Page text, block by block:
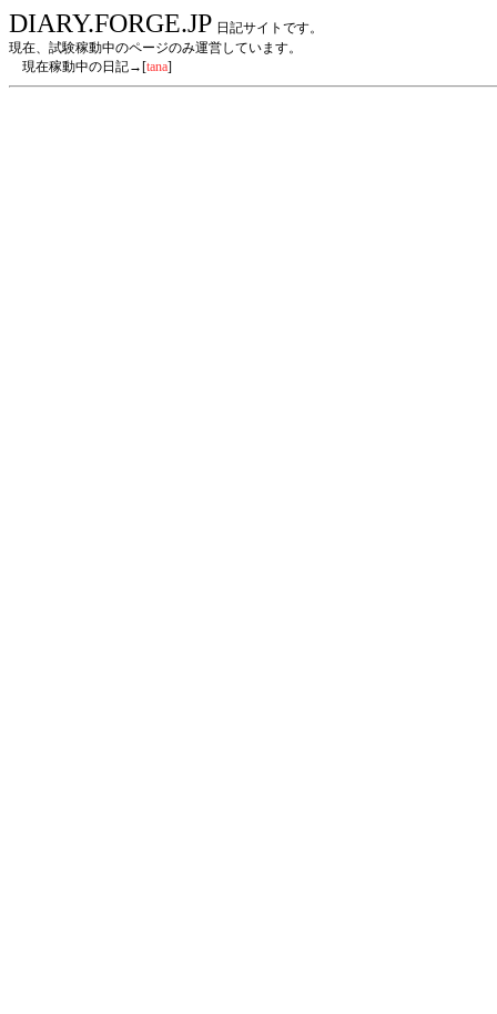
DIARY.FORGE.JP 日記サイトです。
現在、試験稼動中のページのみ運営しています。
現在稼動中の日記→[tana]